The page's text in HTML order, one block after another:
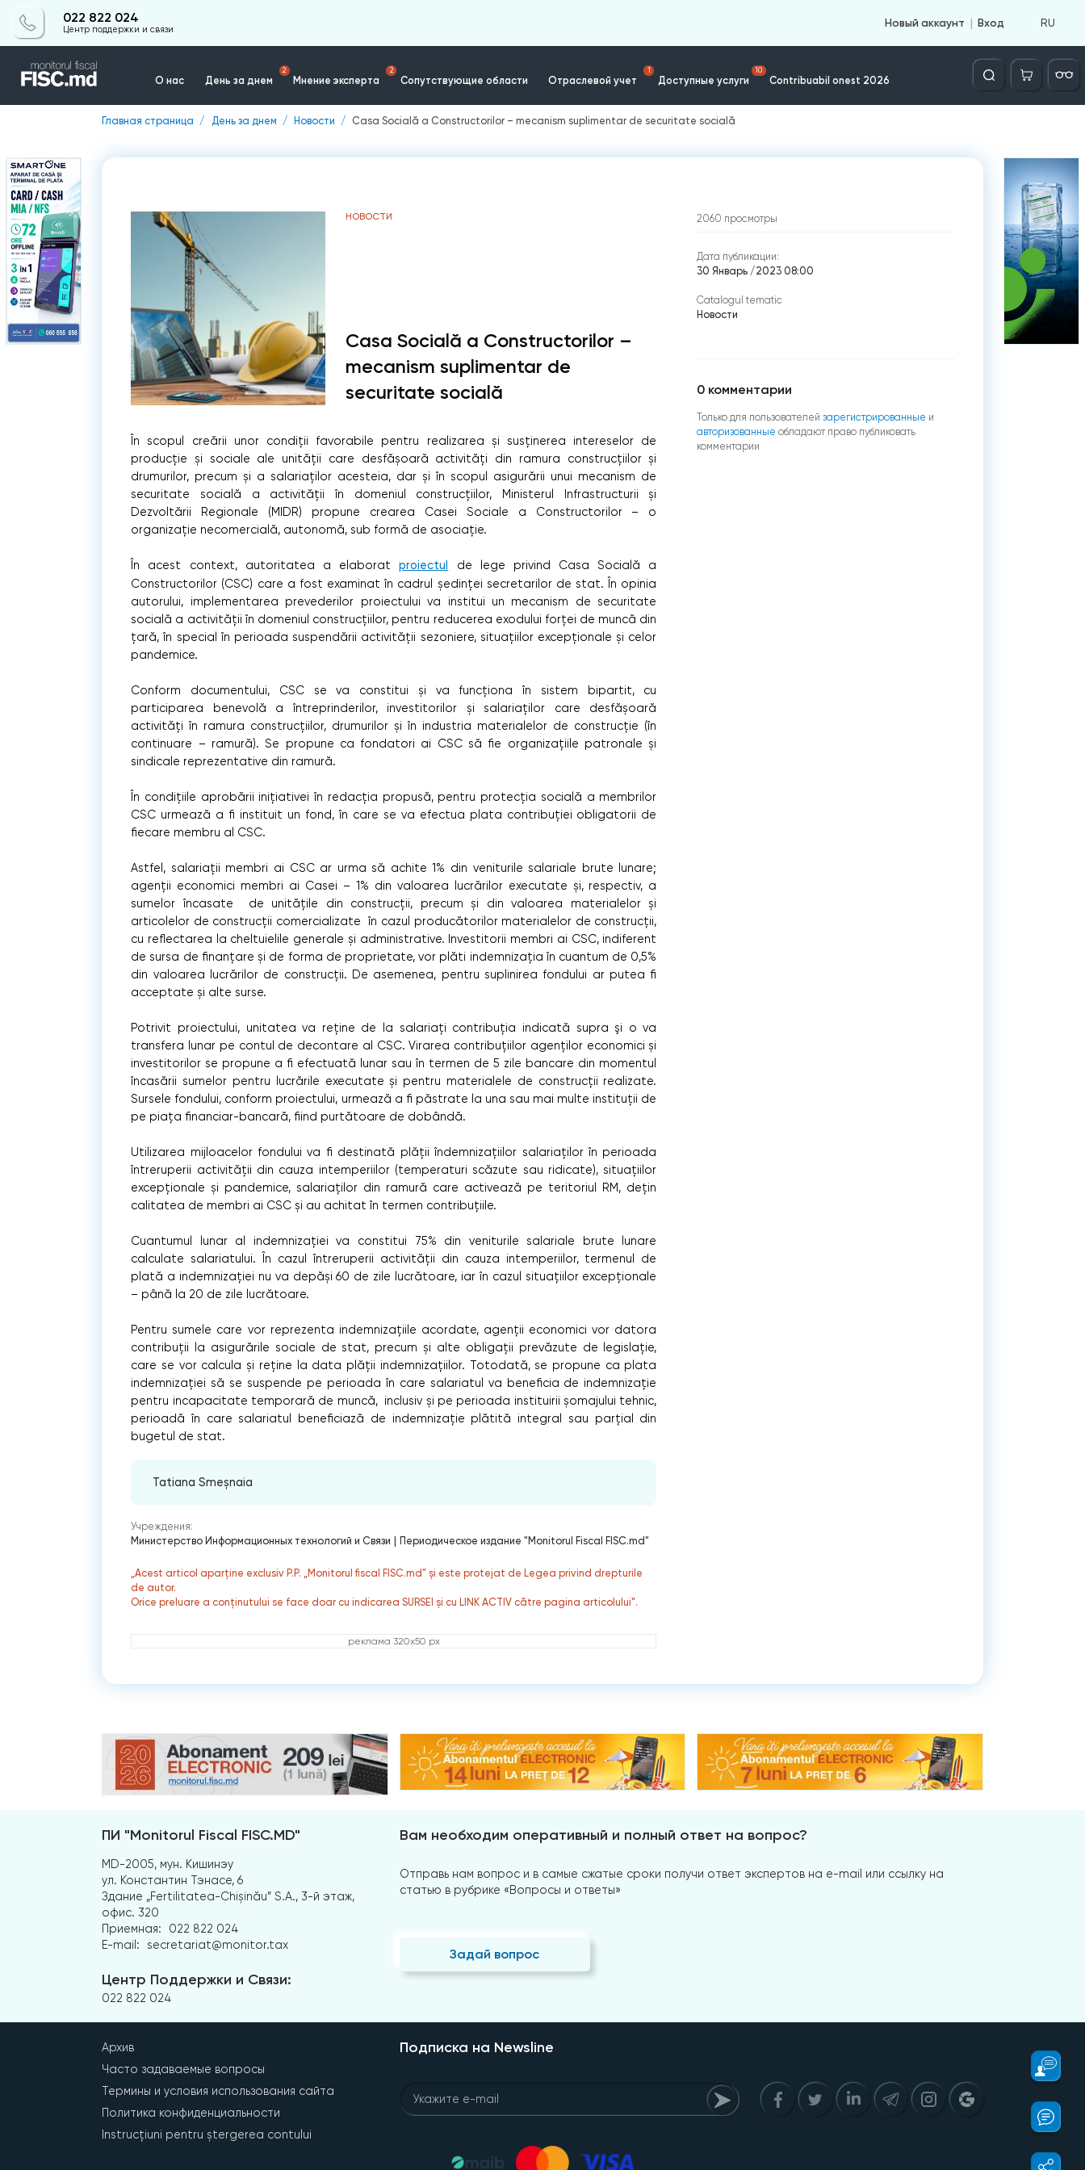
022 822 024
Центр поддержки и связи
Новый аккаунт Вход RU
О нас День за днем
2
Мнение эксперта
2
Сопутствующие области Отраслевой учет
1
Доступные услуги
10
Contribuabil onest 2026
Căutare
Главная страница День за днем Новости Casa Socială a Constructorilor – mecanism suplimentar de securitate socială
НОВОСТИ
Casa Socială a Constructorilor –
mecanism suplimentar de
securitate socială
În scopul creării unor condiții favorabile pentru realizarea și susținerea intereselor de
producție și sociale ale unității care desfășoară activități din ramura construcțiilor și
drumurilor, precum și a salariaților acesteia, dar și în scopul asigurării unui mecanism de
securitate socială a activității în domeniul construcțiilor, Ministerul Infrastructurii și
Dezvoltării Regionale (MIDR) propune crearea Casei Sociale a Constructorilor – o
organizație necomercială, autonomă, sub formă de asociație.
În acest context, autoritatea a elaboratproiectul
de lege privind Casa Socială a
Constructorilor (CSC) care a fost examinat în cadrul ședinței secretarilor de stat. În opinia
autorului, implementarea prevederilor proiectului va institui un mecanism de securitate
socială a activității în domeniul construcțiilor, pentru reducerea exodului forței de muncă din
țară, în special în perioada suspendării activității sezoniere, situațiilor excepționale și celor
pandemice.
Conform documentului, CSC se va constitui și va funcționa în sistem bipartit, cu
participarea benevolă a întreprinderilor, investitorilor și salariaților care desfășoară
activități în ramura construcțiilor, drumurilor și în industria materialelor de construcție (în
continuare – ramură). Se propune ca fondatori ai CSC să fie organizațiile patronale și
sindicale reprezentative din ramură.
În condițiile aprobării inițiativei în redacția propusă, pentru protecția socială a membrilor
CSC urmează a fi instituit un fond, în care se va efectua plata contribuției obligatorii de
fiecare membru al CSC.
Astfel, salariații membri ai CSC ar urma să achite 1% din veniturile salariale brute lunare;
agenții economici membri ai Casei – 1% din valoarea lucrărilor executate și, respectiv, a
sumelor încasate de unitățile din construcții, precum și din valoarea materialelor și
articolelor de construcții comercializate în cazul producătorilor materialelor de construcții,
cu reflectarea la cheltuielile generale și administrative. Investitorii membri ai CSC, indiferent
de sursa de finanțare și de forma de proprietate, vor plăti indemnizația în cuantum de 0,5%
din valoarea lucrărilor de construcții. De asemenea, pentru suplinirea fondului ar putea fi
acceptate și alte surse.
Potrivit proiectului, unitatea va reține de la salariați contribuția indicată supra şi o va
transfera lunar pe contul de decontare al CSC. Virarea contribuțiilor agenților economici și
investitorilor se propune a fi efectuată lunar sau în termen de 5 zile bancare din momentul
încasării sumelor pentru lucrările executate și pentru materialele de construcții realizate.
Sursele fondului, conform proiectului, urmează a fi păstrate la una sau mai multe instituții de
pe piața financiar-bancară, fiind purtătoare de dobândă.
Utilizarea mijloacelor fondului va fi destinată plății îndemnizațiilor salariaților în perioada
întreruperii activității din cauza intemperiilor (temperaturi scăzute sau ridicate), situațiilor
excepționale și pandemice, salariaților din ramură care activează pe teritoriul RM, dețin
calitatea de membri ai CSC și au achitat în termen contribuțiile.
Cuantumul lunar al indemnizației va constitui 75% din veniturile salariale brute lunare
calculate salariatului. În cazul întreruperii activității din cauza intemperiilor, termenul de
plată a indemnizației nu va depăși 60 de zile lucrătoare, iar în cazul situațiilor excepționale
– până la 20 de zile lucrătoare.
Pentru sumele care vor reprezenta indemnizațiile acordate, agenții economici vor datora
contribuții la asigurările sociale de stat, precum și alte obligații prevăzute de legislație,
care se vor calcula și reține la data plății indemnizațiilor. Totodată, se propune ca plata
indemnizației să se suspende pe perioada în care salariatul va beneficia de indemnizație
pentru incapacitate temporară de muncă, inclusiv și pe perioada instituirii șomajului tehnic,
perioadă în care salariatul beneficiază de indemnizație plătită integral sau parțial din
bugetul de stat.
Tatiana Smeșnaia
Учреждения:
Министерство Информационных технологий и Связи | Периодическое издание "Monitorul Fiscal FISC.md"
„Acest articol aparține exclusiv P.P. „Monitorul fiscal FISC.md” și este protejat de Legea privind drepturile
de autor.
Orice preluare a conținutului se face doar cu indicarea SURSEI și cu LINK ACTIV către pagina articolului”.
реклама 320x50 px
2060 просмотры
Дата публикации:
30 Январь /2023 08:00
Catalogul tematic
Новости
0 комментарии
Только для пользователей зарегистрированные и
авторизованные обладают право публиковать
комментарии
ПИ "Monitorul Fiscal FISC.MD"
MD-2005, мун. Кишинэу
ул. Константин Тэнасе, 6
Здание „Fertilitatea-Chișinău” S.A., 3-й этаж,
офис. 320
Приемная:
022 822 024
E-mail:
secretariat@monitor.tax
Центр Поддержки и Связи:
022 822 024
Вам необходим оперативный и полный ответ на вопрос?
Отправь нам вопрос и в самые сжатые сроки получи ответ экспертов на e-mail или ссылку на
статью в рубрике «Вопросы и ответы»
Задай вопрос
Архив
Часто задаваемые вопросы
Термины и условия использования сайта
Политика конфиденциальности
Instrucțiuni pentru ștergerea contului
Подписка на Newsline